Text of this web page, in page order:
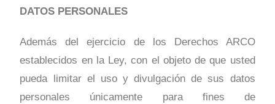
DATOS PERSONALES
Además del ejercicio de los Derechos ARCO
establecidos en la Ley, con el objeto de que usted
pueda limitar el uso y divulgación de sus datos
personales únicamente para fines de